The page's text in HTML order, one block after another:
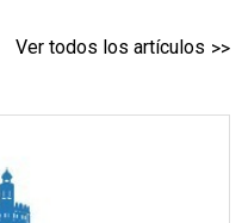
Ver todos los artículos